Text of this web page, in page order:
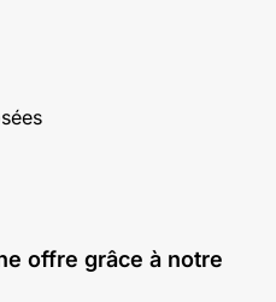
offre grâce à notre